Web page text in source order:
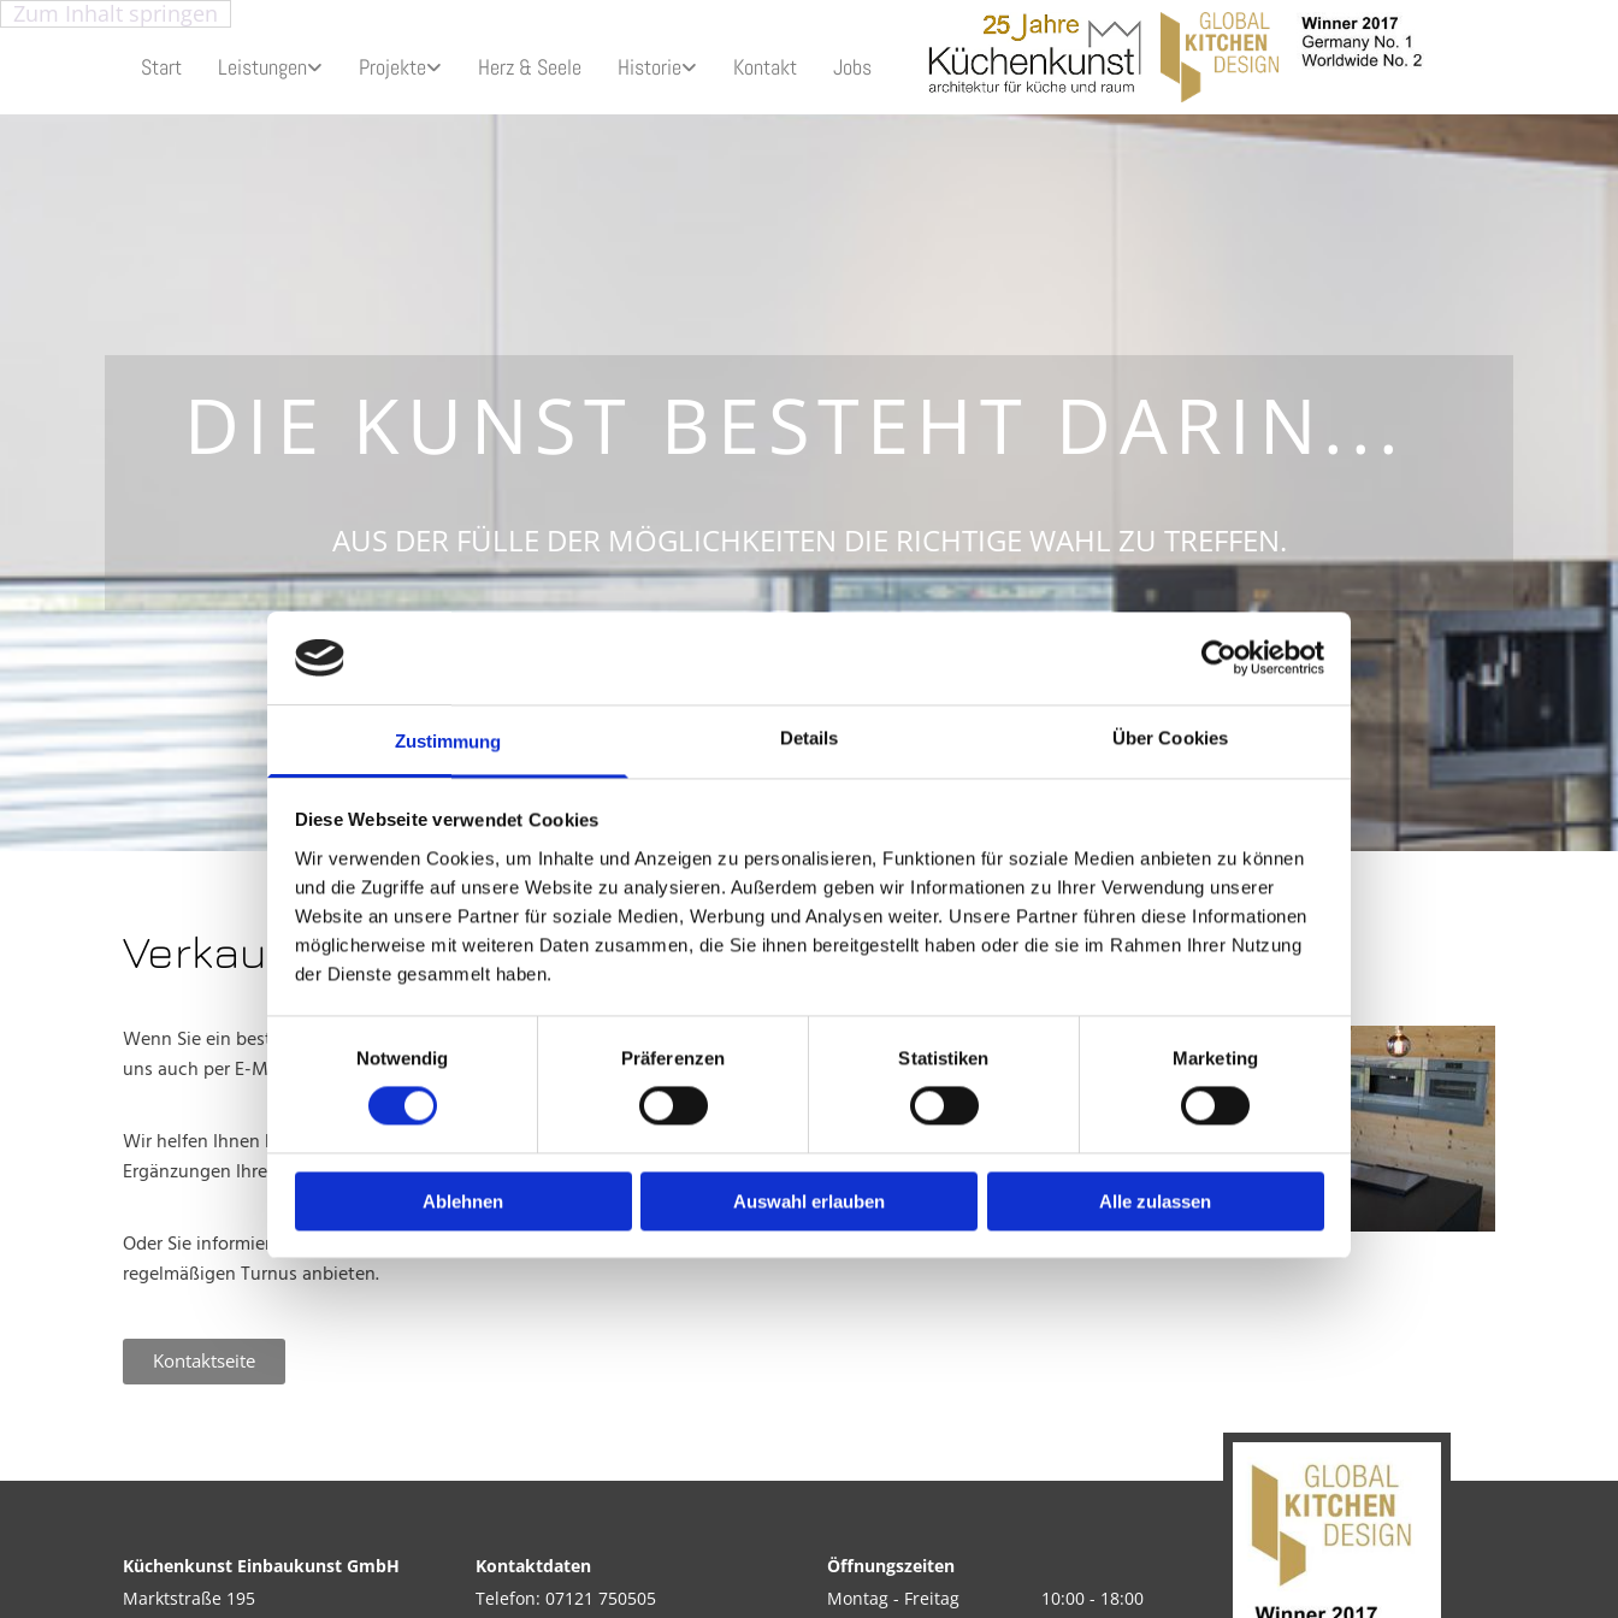
Zustimmung Details Über Cookies
Diese Webseite verwendet Cookies
Wir verwenden Cookies, um Inhalte und Anzeigen zu personalisieren, Funktionen für soziale Medien anbieten zu können
und die Zugriffe auf unsere Website zu analysieren. Außerdem geben wir Informationen zu Ihrer Verwendung unserer
Website an unsere Partner für soziale Medien, Werbung und Analysen weiter. Unsere Partner führen diese Informationen
möglicherweise mit weiteren Daten zusammen, die Sie ihnen bereitgestellt haben oder die sie im Rahmen Ihrer Nutzung
der Dienste gesammelt haben.
Einwilligungsauswahl
Notwendig
Präferenzen Statistiken Marketing
Ablehnen Auswahl erlauben Alle zulassen
Zum Inhalt springen
Start Leistungen Projekte Herz & Seele Historie Kontakt Jobs
DIE KUNST BESTEHT DARIN...
AUS DER FÜLLE DER MÖGLICHKEITEN DIE RICHTIGE WAHL ZU TREFFEN.
Verkauf
Wenn Sie ein bestimmtes Produkt aus unser Kollektion wünschen, können Sie das gerne bei
uns auch per E-Mail bestellen.
Wir helfen Ihnen bei einer kompletten Küchenplanung genauso wie wir uns auch um
Ergänzungen Ihrer Küche kümmern.
Oder Sie informieren sich bei uns über unseren Ausstellungsverkauf, den wir in einem
regelmäßigen Turnus anbieten.
Kontaktseite
Ausstellung
Küchenkunst Einbaukunst GmbH
Marktstraße 195
Kontaktdaten
Telefon: 07121 750505
Öffnungszeiten
Montag - Freitag
10:00 - 18:00